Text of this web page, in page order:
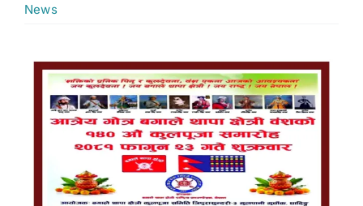
Search
News
Larger
Image